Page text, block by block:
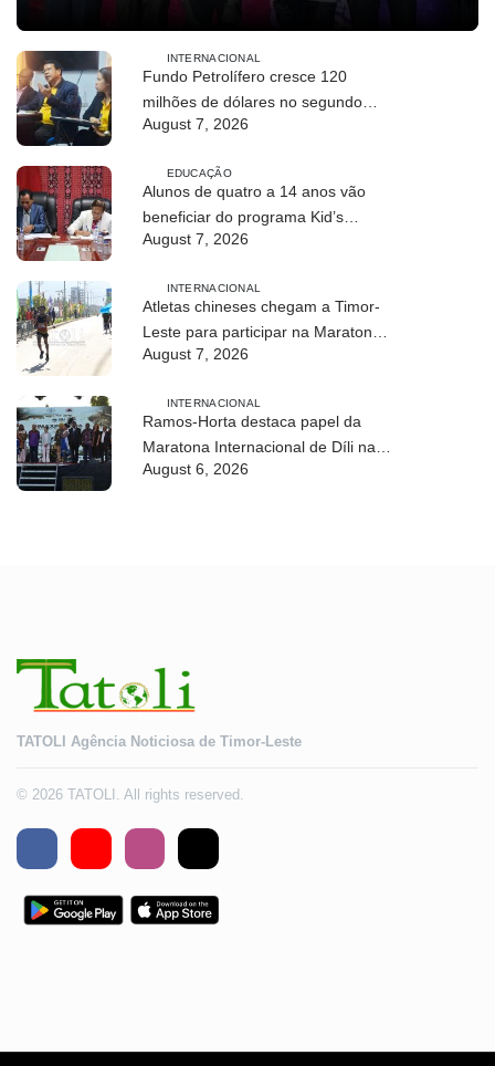
INTERNACIONAL
Fundo Petrolífero cresce 120
milhões de dólares no segundo
trimestre
August 7, 2026
EDUCAÇÃO
Alunos de quatro a 14 anos vão
beneficiar do programa Kid’s
Athletics
August 7, 2026
INTERNACIONAL
Atletas chineses chegam a Timor-
Leste para participar na Maratona
Internacional de Díli 2026
August 7, 2026
INTERNACIONAL
Ramos-Horta destaca papel da
Maratona Internacional de Díli na
mobilização da juventude
August 6, 2026
TATOLI Agência Noticiosa de Timor-Leste
© 2026 TATOLI. All rights reserved.